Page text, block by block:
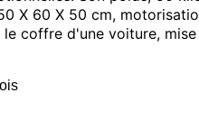
X 60 X 50 cm,
coffre d'une voiture,